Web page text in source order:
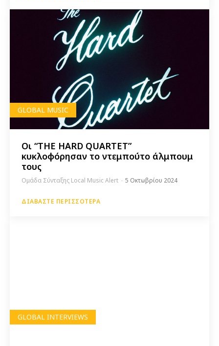
GLOBAL MUSIC
Οι “THE HARD QUARTET”
κυκλοφόρησαν το ντεμπούτο άλμπουμ
τους
Ομάδα Σύνταξης Local Music Alert - 5 Οκτωβρίου 2024
ΔΙΑΒΆΣΤΕ ΠΕΡΙΣΣΌΤΕΡΑ
GLOBAL INTERVIEWS